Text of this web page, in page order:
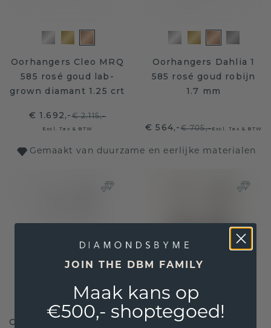
Oorhangers Cleo MRQ
585 rosé goud lab-
grown diamant 1.25 crt
€ 1.692,-€ 2.115,-
Excl. Tax & BTW
Oorhangers Dahlia 1
585 rosé goud robijn
1.7 mm
€ 564,-€ 705,-Excl. Tax & BTW
Gemaakt van duurzame en eerlijke materialen
Oorhangers Kate RND-
Oorhangers Karren
JOIN THE DBM FAMILY
Maak kans op
€500,- shoptegoed!